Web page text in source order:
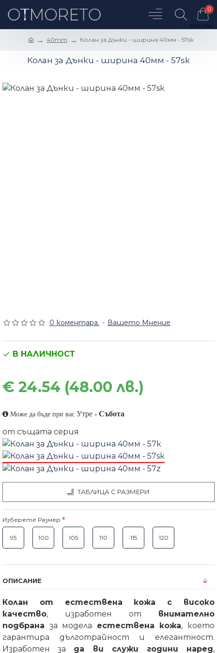
0
40mm Колан за Дънки - ширина 40мм - 57sк
Колан за Дънки - ширина 40мм - 57sк
0 коментара. - Вашето Мнение
€ 24.54 (48.00 лв.)
В НАЛИЧНОСТ
Може да бъде при вас Утре - Събота
от същата серия
Изберете Размер
95 100 105 110 115 120
ТАБЛИЦА С РАЗМЕРИ
ОПИСАНИЕ
Колан от естествена кожа с високо
качество, изработен от внимателно
подбрана за модела естествена кожа, което
гарантира дълготрайност и елегантност.
Изработен за да ви служи години наред,